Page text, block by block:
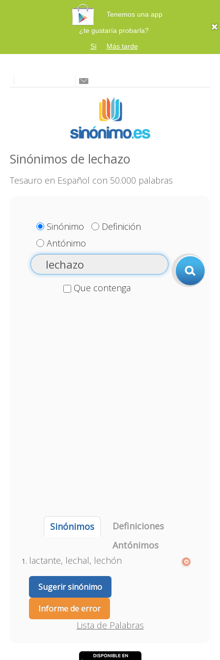
Tenemos una app
¿te gustaría probarla?
Sí
Más tarde
Sinónimos de lechazo
Tesauro en Español con 50.000 palabras
Sinónimo
Definición
Antónimo
Que contenga
Sinónimos
Definiciones
Antónimos
lactante, lechal, lechón
Sugerir sinónimo
Informe de error
Lista de Palabras